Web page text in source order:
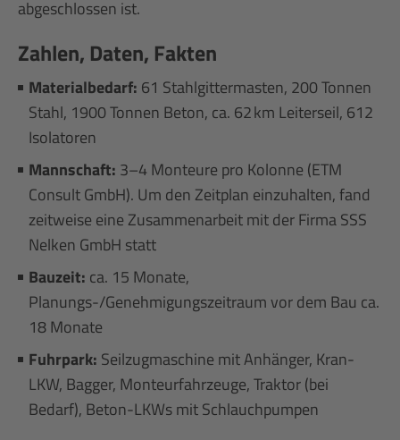
abgeschlossen ist.
Zahlen, Daten, Fakten
Materialbedarf: 61 Stahlgittermasten, 200 Tonnen
Stahl, 1900 Tonnen Beton, ca. 62 km Leiterseil, 612
Isolatoren
Mannschaft: 3–4 Monteure pro Kolonne (ETM
Consult GmbH). Um den Zeitplan einzuhalten, fand
zeitweise eine Zusammenarbeit mit der Firma SSS
Nelken GmbH statt
Bauzeit: ca. 15 Monate,
Planungs-/Genehmigungszeitraum vor dem Bau ca.
18 Monate
Fuhrpark: Seilzugmaschine mit Anhänger, Kran-
LKW, Bagger, Monteurfahrzeuge, Traktor (bei
Bedarf), Beton-LKWs mit Schlauchpumpen